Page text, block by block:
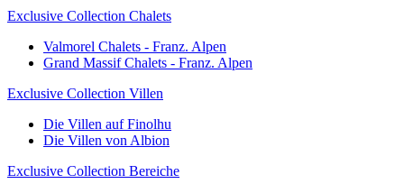
Exclusive Collection Chalets
Valmorel Chalets - Franz. Alpen
Grand Massif Chalets - Franz. Alpen
Exclusive Collection Villen
Die Villen auf Finolhu
Die Villen von Albion
Exclusive Collection Bereiche